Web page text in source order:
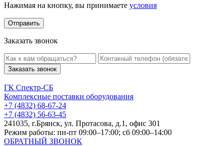
Нажимая на кнопку, вы принимаете условия
Заказать звонок
Заказать звонок
ГК Спектр-СБ
Комплексные поставки оборудования
+7 (4832) 68-67-24
+7 (4832) 56-63-45
241035, г.Брянск, ул. Протасова, д.1, офис 301
Режим работы: пн-пт 09:00–17:00; сб 09:00–14:00
ОБРАТНЫЙ ЗВОНОК